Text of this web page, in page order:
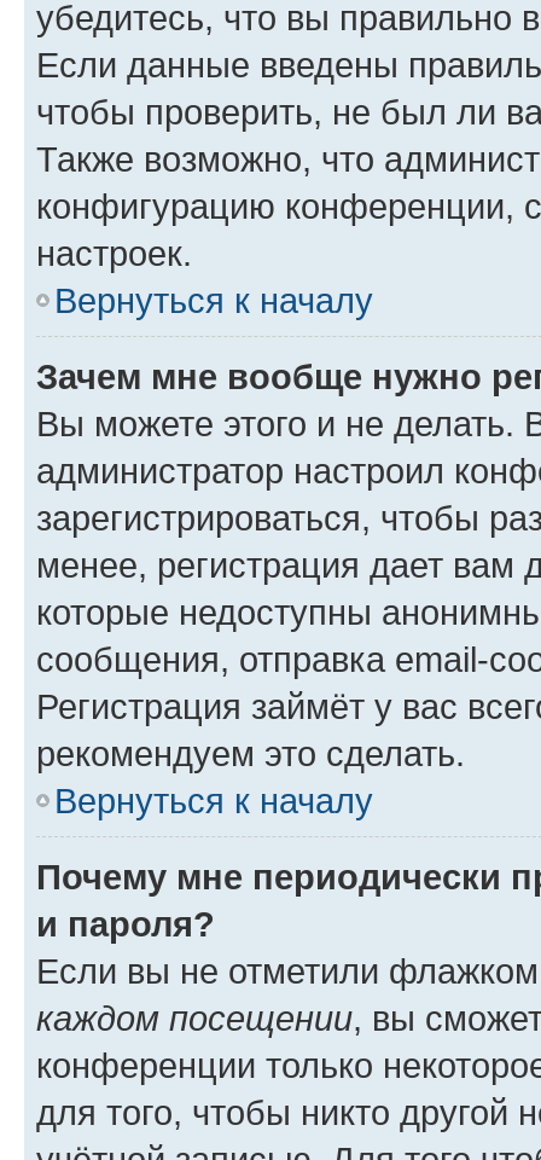
убедитесь, что вы правильно
Если данные введены
чтобы проверить, не был ли
Также возможно, что
конфигурацию конференции,
настроек.
Вернуться к началу
Зачем мне вообще нужно
Вы можете этого и не делать.
администратор настроил
зарегистрироваться, чтобы
менее, регистрация дает вам
которые недоступны
сообщения, отправка email-
Регистрация займёт у вас
рекомендуем это сделать.
Вернуться к началу
Почему мне периодически
и пароля?
Если вы не отметили
каждом посещении, вы
конференции только
для того, чтобы никто другой